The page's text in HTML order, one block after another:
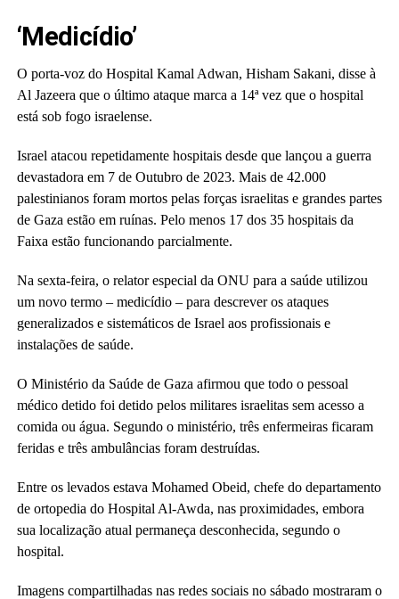
‘Medicídio’
O porta-voz do Hospital Kamal Adwan, Hisham Sakani, disse à
Al Jazeera que o último ataque marca a 14ª vez que o hospital
está sob fogo israelense.
Israel atacou repetidamente hospitais desde que lançou a guerra
devastadora em 7 de Outubro de 2023. Mais de 42.000
palestinianos foram mortos pelas forças israelitas e grandes partes
de Gaza estão em ruínas. Pelo menos 17 dos 35 hospitais da
Faixa estão funcionando parcialmente.
Na sexta-feira, o relator especial da ONU para a saúde utilizou
um novo termo – medicídio – para descrever os ataques
generalizados e sistemáticos de Israel aos profissionais e
instalações de saúde.
O Ministério da Saúde de Gaza afirmou que todo o pessoal
médico detido foi detido pelos militares israelitas sem acesso a
comida ou água. Segundo o ministério, três enfermeiras ficaram
feridas e três ambulâncias foram destruídas.
Entre os levados estava Mohamed Obeid, chefe do departamento
de ortopedia do Hospital Al-Awda, nas proximidades, embora
sua localização atual permaneça desconhecida, segundo o
hospital.
Imagens compartilhadas nas redes sociais no sábado mostraram o